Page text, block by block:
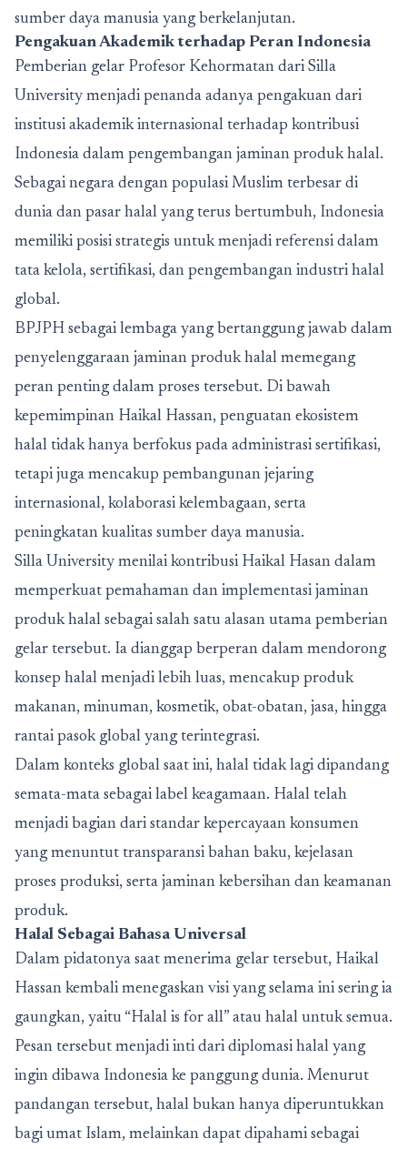
sumber daya manusia yang berkelanjutan.
Pengakuan Akademik terhadap Peran Indonesia
Pemberian gelar Profesor Kehormatan dari Silla
University menjadi penanda adanya pengakuan dari
institusi akademik internasional terhadap kontribusi
Indonesia dalam pengembangan jaminan produk halal.
Sebagai negara dengan populasi Muslim terbesar di
dunia dan pasar halal yang terus bertumbuh, Indonesia
memiliki posisi strategis untuk menjadi referensi dalam
tata kelola, sertifikasi, dan pengembangan industri halal
global.
BPJPH sebagai lembaga yang bertanggung jawab dalam
penyelenggaraan jaminan produk halal memegang
peran penting dalam proses tersebut. Di bawah
kepemimpinan Haikal Hassan, penguatan ekosistem
halal tidak hanya berfokus pada administrasi sertifikasi,
tetapi juga mencakup pembangunan jejaring
internasional, kolaborasi kelembagaan, serta
peningkatan kualitas sumber daya manusia.
Silla University menilai kontribusi Haikal Hasan dalam
memperkuat pemahaman dan implementasi jaminan
produk halal sebagai salah satu alasan utama pemberian
gelar tersebut. Ia dianggap berperan dalam mendorong
konsep halal menjadi lebih luas, mencakup produk
makanan, minuman, kosmetik, obat-obatan, jasa, hingga
rantai pasok global yang terintegrasi.
Dalam konteks global saat ini, halal tidak lagi dipandang
semata-mata sebagai label keagamaan. Halal telah
menjadi bagian dari standar kepercayaan konsumen
yang menuntut transparansi bahan baku, kejelasan
proses produksi, serta jaminan kebersihan dan keamanan
produk.
Halal Sebagai Bahasa Universal
Dalam pidatonya saat menerima gelar tersebut, Haikal
Hassan kembali menegaskan visi yang selama ini sering ia
gaungkan, yaitu “Halal is for all” atau halal untuk semua.
Pesan tersebut menjadi inti dari diplomasi halal yang
ingin dibawa Indonesia ke panggung dunia. Menurut
pandangan tersebut, halal bukan hanya diperuntukkan
bagi umat Islam, melainkan dapat dipahami sebagai